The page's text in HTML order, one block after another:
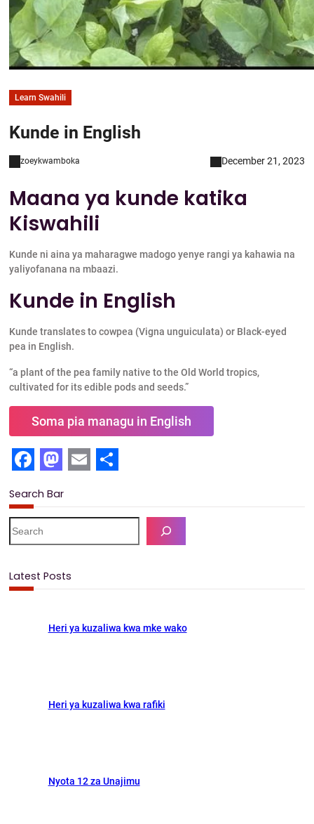
Learn Swahili
Kunde in English
zoeykwamboka December 21, 2023
Maana ya kunde katika
Kiswahili
Kunde ni aina ya maharagwe madogo yenye rangi ya kahawia na
yaliyofanana na mbaazi.
Kunde in English
Kunde translates to cowpea (Vigna unguiculata) or Black-eyed
pea in English.
“a plant of the pea family native to the Old World tropics,
cultivated for its edible pods and seeds.”
Soma pia managu in English
a
c
e
b
o
a
s
t
o
d
n
m
a
i
l
h
a
r
Search Bar
e
c
Latest Posts
Heri ya kuzaliwa kwa mke wako
Heri ya kuzaliwa kwa rafiki
Nyota 12 za Unajimu